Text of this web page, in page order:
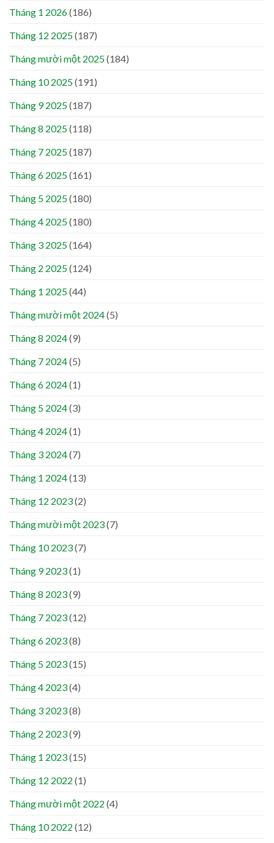
Tháng 1 2026(186)
Tháng 12 2025(187)
Tháng mười một 2025(184)
Tháng 10 2025(191)
Tháng 9 2025(187)
Tháng 8 2025(118)
Tháng 7 2025(187)
Tháng 6 2025(161)
Tháng 5 2025(180)
Tháng 4 2025(180)
Tháng 3 2025(164)
Tháng 2 2025(124)
Tháng 1 2025(44)
Tháng mười một 2024(5)
Tháng 8 2024(9)
Tháng 7 2024(5)
Tháng 6 2024(1)
Tháng 5 2024(3)
Tháng 4 2024(1)
Tháng 3 2024(7)
Tháng 1 2024(13)
Tháng 12 2023(2)
Tháng mười một 2023(7)
Tháng 10 2023(7)
Tháng 9 2023(1)
Tháng 8 2023(9)
Tháng 7 2023(12)
Tháng 6 2023(8)
Tháng 5 2023(15)
Tháng 4 2023(4)
Tháng 3 2023(8)
Tháng 2 2023(9)
Tháng 1 2023(15)
Tháng 12 2022 (1)
Tháng mười một 2022 (4)
Tháng 10 2022 (12)